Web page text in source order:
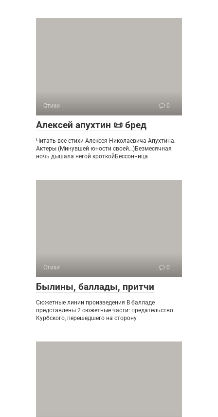
Стихи 0
Алексей апухтин 📜 бред
Читать все стихи Алексея Николаевича Апухтина:
Актеры (Минувшей юности своей…)Безмесячная
ночь дышала негой кроткойБессонница
Стихи 0
Былины, баллады, притчи
Сюжетные линии произведения В балладе
представлены 2 сюжетные части: предательство
Курбского, перешедшего на сторону